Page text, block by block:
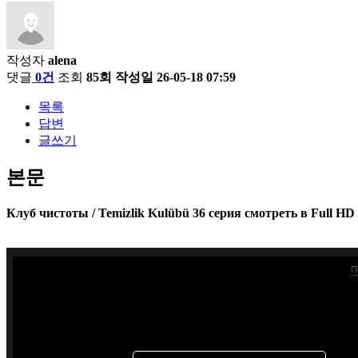
작성자 alena
댓글 0건 조회 85회 작성일 26-05-18 07:59
목록
답변
글쓰기
본문
Клуб чистоты / Temizlik Kulübü 36 серия смотреть в Full HD